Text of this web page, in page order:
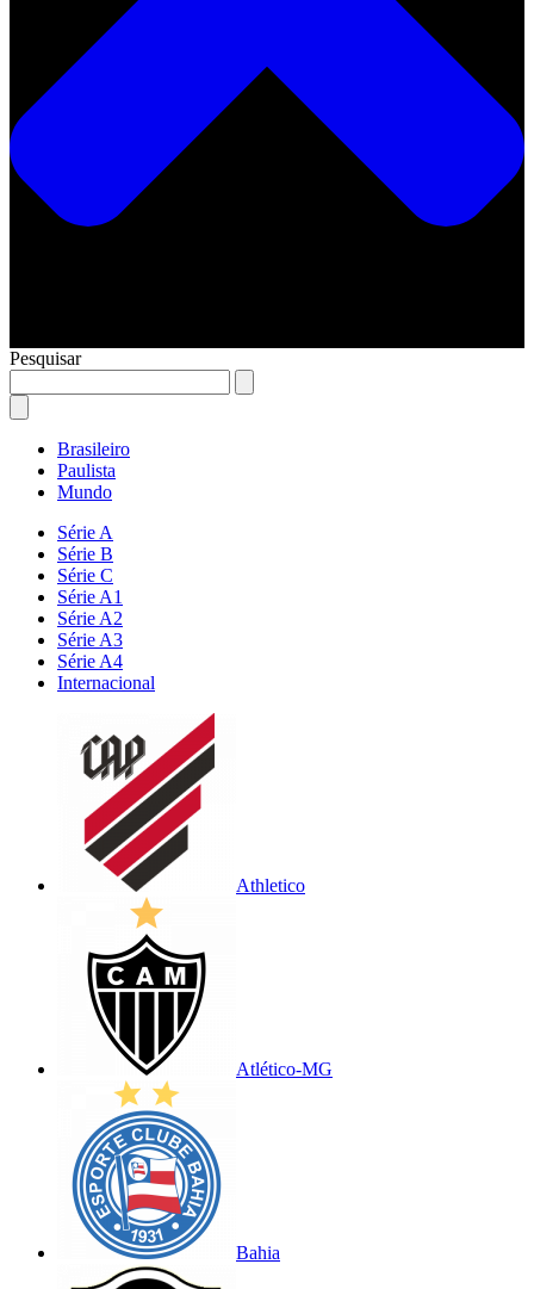
Pesquisar
Brasileiro
Paulista
Mundo
Série A
Série B
Série C
Série A1
Série A2
Série A3
Série A4
Internacional
Athletico
Atlético-MG
Bahia